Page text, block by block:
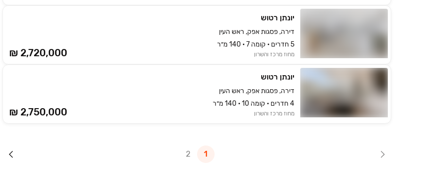
₪ 2,720,000
יונתן רטוש
דירה, פסגות אפק, ראש העין
5 חדרים • קומה ‎7‏ • 140 מ״ר
מחוז מרכז והשרון
₪ 2,750,000
יונתן רטוש
דירה, פסגות אפק, ראש העין
4 חדרים • קומה ‎10‏ • 140 מ״ר
מחוז מרכז והשרון
1
2